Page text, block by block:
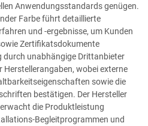
Anwendungsstandards genügen.
Farbe führt detaillierte
und -ergebnisse, um Kunden
Zertifikatsdokumente
durch unabhängige Drittanbieter
wobei externe
sowie die
bestätigen. Der Hersteller
die Produktleistung
Begleitprogrammen und